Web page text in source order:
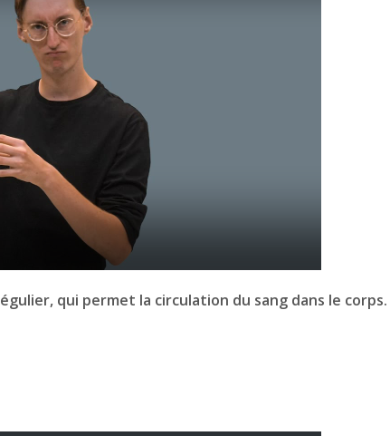
qui permet la circulation du sang dans le corps.